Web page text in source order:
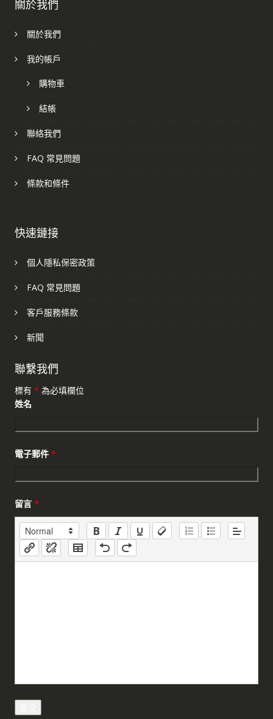
關於我們
關於我們
我的帳戶
購物車
結帳
聯絡我們
FAQ 常見問題
條款和條件
快速鏈接
個人隱私保密政策
FAQ 常見問題
客戶服務條款
新聞
聯繫我們
標有 * 為必填欄位
姓名
電子郵件 *
留言 *